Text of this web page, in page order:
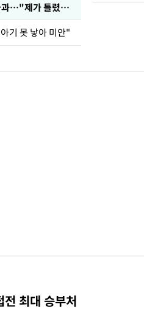
표창원, 남규리에 15년 만에 사과…"제가 틀렸습니다"
기 못 낳아 미안"
최대 승부처